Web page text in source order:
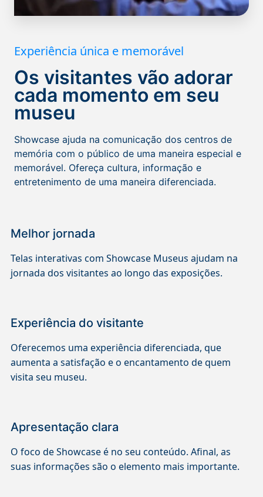
Experiência única e memorável
Os visitantes vão adorar
cada momento em seu
museu
Showcase ajuda na comunicação dos centros de
memória com o público de uma maneira especial e
memorável. Ofereça cultura, informação e
entretenimento de uma maneira diferenciada.
Melhor jornada
Telas interativas com Showcase Museus ajudam na
jornada dos visitantes ao longo das exposições.
Experiência do visitante
Oferecemos uma experiência diferenciada, que
aumenta a satisfação e o encantamento de quem
visita seu museu.
Apresentação clara
O foco de Showcase é no seu conteúdo. Afinal, as
suas informações são o elemento mais importante.